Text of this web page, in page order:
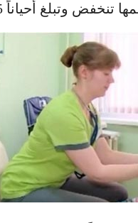
وتبلغ أحياناً 35° مئوية.